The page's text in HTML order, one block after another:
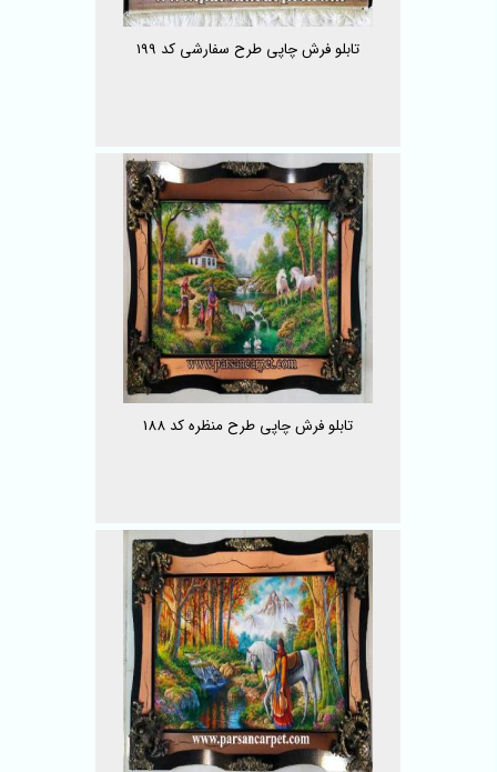
تابلو فرش چاپی طرح سفارشی کد 199
تابلو فرش چاپی طرح منظره کد 188